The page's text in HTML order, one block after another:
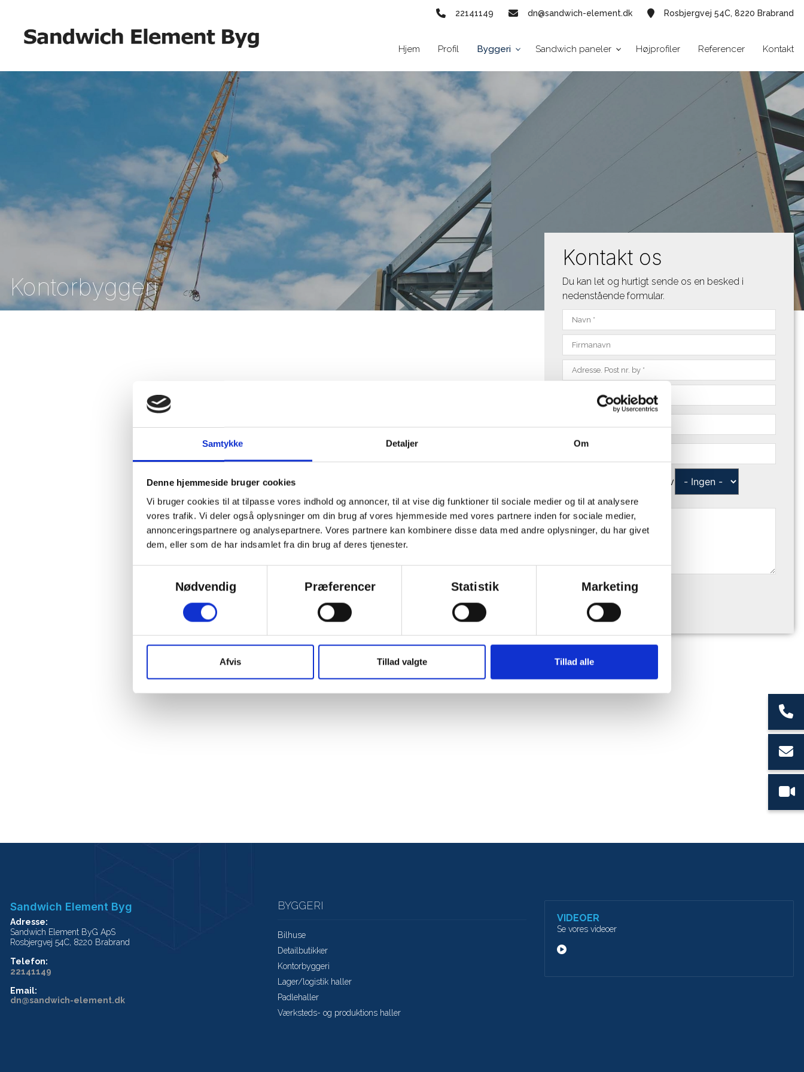
Samtykke Detaljer Om
Denne hjemmeside bruger cookies
Vi bruger cookies til at tilpasse vores indhold og annoncer, til at vise dig funktioner til sociale medier og til at analysere
vores trafik. Vi deler også oplysninger om din brug af vores hjemmeside med vores partnere inden for sociale medier,
annonceringspartnere og analysepartnere. Vores partnere kan kombinere disse data med andre oplysninger, du har givet
dem, eller som de har indsamlet fra din brug af deres tjenester.
Nødvendig Præferencer Statistik Marketing
Afvis Tillad valgte Tillad alle
hovedindhold
22141149 dn@sandwich-element.dk Rosbjergvej 54C, 8220 Brabrand
Hjem Profil Byggeri Sandwich paneler Højprofiler Referencer Kontakt
Kontorbyggeri
Kontakt os
Du kan let og hurtigt sende os en besked i
nedenstående formular.
PRIVAT ELLER ERHVERV
Sandwich Element Byg
Adresse:
Sandwich Element ByG ApS
Rosbjergvej 54C, 8220 Brabrand
Telefon:
22141149
Email:
dn@sandwich-element.dk
BYGGERI
Bilhuse
Detailbutikker
Kontorbyggeri
Lager/logistik haller
Padlehaller
Værksteds- og produktions haller
VIDEOER
Se vores videoer